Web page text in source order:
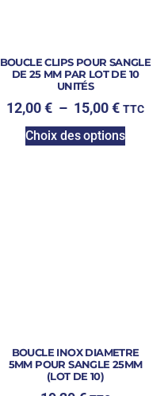
BOUCLE CLIPS POUR SANGLE
DE 25 MM PAR LOT DE 10
UNITÉS
12,00€ – 15,00€ TTC
Choix des options
BOUCLE INOX DIAMETRE
5MM POUR SANGLE 25MM
(LOT DE 10)